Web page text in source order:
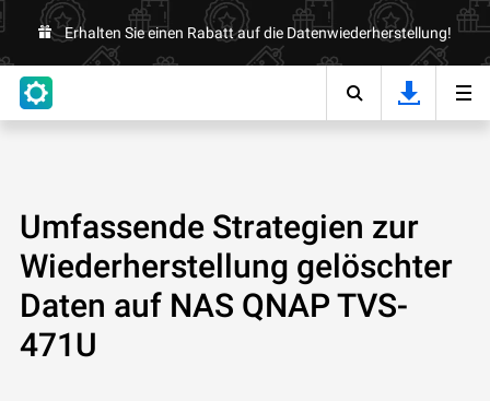
Erhalten Sie einen Rabatt auf die Datenwiederherstellung!
Umfassende Strategien zur
Wiederherstellung gelöschter
Daten auf NAS QNAP TVS-
471U